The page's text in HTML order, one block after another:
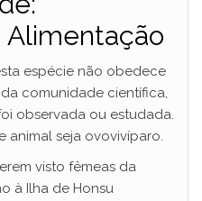
Alimentação
espécie não obedece
comunidade científica,
observada ou estudada.
animal seja ovovivíparo.
visto fêmeas da
à Ilha de Honsu